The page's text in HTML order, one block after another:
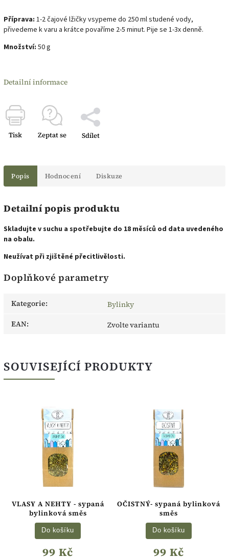
Příprava: 1-2 čajové lžičky vsypeme do 250 ml studené vody,
přivedeme k varu a krátce povaříme 2-5 minut. Pije se 1-3x denně.
Množství: 50 g
Detailní informace
Tisk Zeptat se Sdílet
Popis Hodnocení Diskuze
Detailní popis produktu
Skladujte v suchu a spotřebujte do 18 měsíců od data uvedeného
na obalu.
Neužívat při zjištěné přecitlivělosti.
Doplňkové parametry
Kategorie:
Bylinky
EAN: Zvolte variantu
SOUVISEJÍCÍ PRODUKTY
VLASY A NEHTY - sypaná
bylinková směs
99 Kč
Do košíku
OČISTNÝ- sypaná bylinková
směs
99 Kč
Do košíku